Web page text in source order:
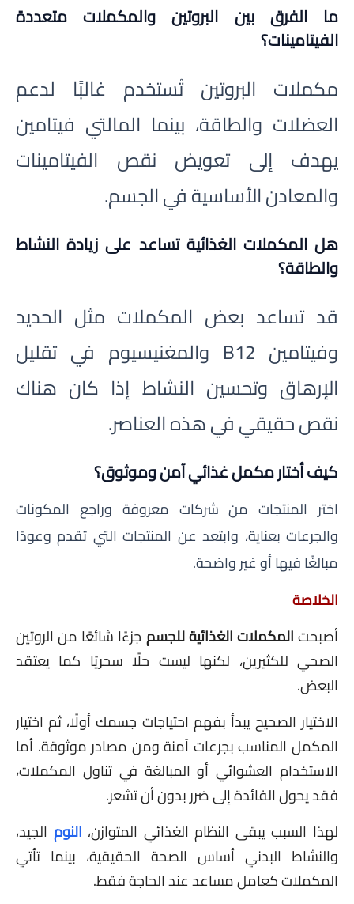
ما الفرق بين البروتين والمكملات متعددة
الفيتامينات؟
مكملات البروتين تُستخدم غالبًا لدعم
العضلات والطاقة، بينما المالتي فيتامين
يهدف إلى تعويض نقص الفيتامينات
والمعادن الأساسية في الجسم.
هل المكملات الغذائية تساعد على زيادة النشاط
والطاقة؟
قد تساعد بعض المكملات مثل الحديد
وفيتامين B12 والمغنيسيوم في تقليل
الإرهاق وتحسين النشاط إذا كان هناك
نقص حقيقي في هذه العناصر.
كيف أختار مكمل غذائي آمن وموثوق؟
اختر المنتجات من شركات معروفة وراجع المكونات
والجرعات بعناية، وابتعد عن المنتجات التي تقدم وعودًا
مبالغًا فيها أو غير واضحة.
الخلاصة
أصبحتالمكملات الغذائية للجسم جزءًا شائعًا من الروتين
الصحي للكثيرين، لكنها ليست حلًا سحريًا كما يعتقد
البعض.
الاختيار الصحيح يبدأ بفهم احتياجات جسمك أولًا، ثم اختيار
المكمل المناسب بجرعات آمنة ومن مصادر موثوقة. أما
الاستخدام العشوائي أو المبالغة في تناول المكملات،
فقد يحول الفائدة إلى ضرر بدون أن تشعر.
لهذا السبب يبقى النظام الغذائي المتوازن، النوم الجيد،
والنشاط البدني أساس الصحة الحقيقية، بينما تأتي
المكملات كعامل مساعد عند الحاجة فقط.